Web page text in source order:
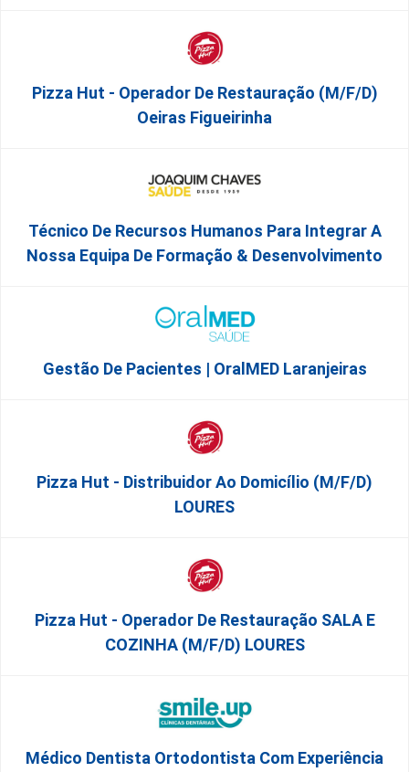
Pizza Hut - Operador De Restauração (m/f/d)
Oeiras Figueirinha
Técnico De Recursos Humanos Para Integrar A
Nossa Equipa De Formação & Desenvolvimento
Gestão De Pacientes | OralMED Laranjeiras
Pizza Hut - Distribuidor Ao Domicílio (m/f/d)
LOURES
Pizza Hut - Operador De Restauração SALA E
COZINHA (m/f/d) LOURES
Médico Dentista Ortodontista Com Experiência